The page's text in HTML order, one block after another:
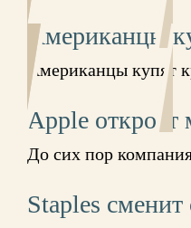
Американцы
Американцы купят
Apple
До сих пор
Staples сменит